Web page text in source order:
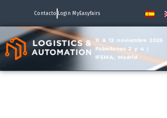
Contacto Login MyEasyfairs
11 & 12 noviembre 2026
Pabellones 2 y 4 |
IFEMA, Madrid